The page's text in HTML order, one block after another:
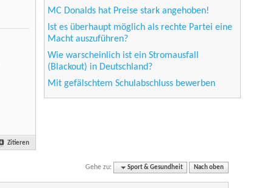
Zitieren
MC Donalds hat Preise stark angehoben!
Ist es überhaupt möglich als rechte Partei eine
Macht auszuführen?
Wie warscheinlich ist ein Stromausfall
(Blackout) in Deutschland?
Mit gefälschtem Schulabschluss bewerben
Gehe zu: Sport & Gesundheit Nach oben